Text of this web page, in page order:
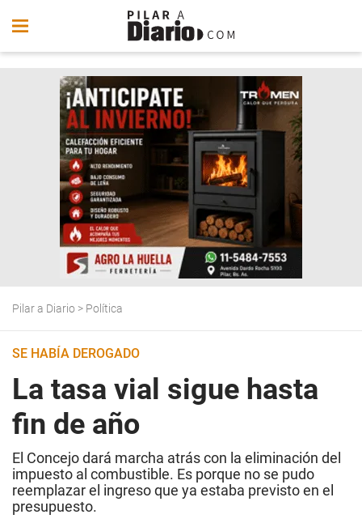
Pilar a Diario > Política
SE HABÍA DEROGADO
La tasa vial sigue hasta
fin de año
El Concejo dará marcha atrás con la eliminación del
impuesto al combustible. Es porque no se pudo
reemplazar el ingreso que ya estaba previsto en el
presupuesto.